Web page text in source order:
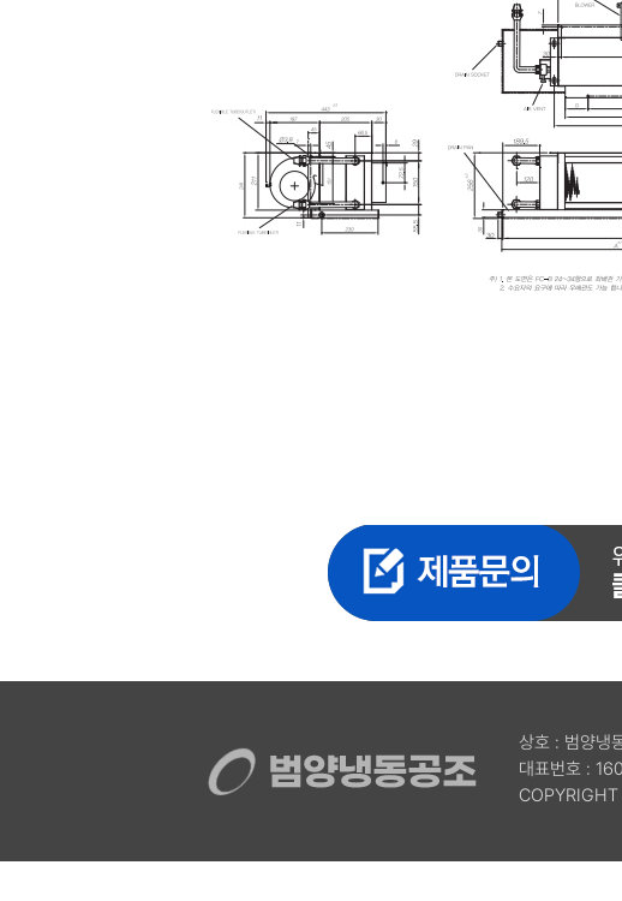
상호 : 범양냉
대표번호 :